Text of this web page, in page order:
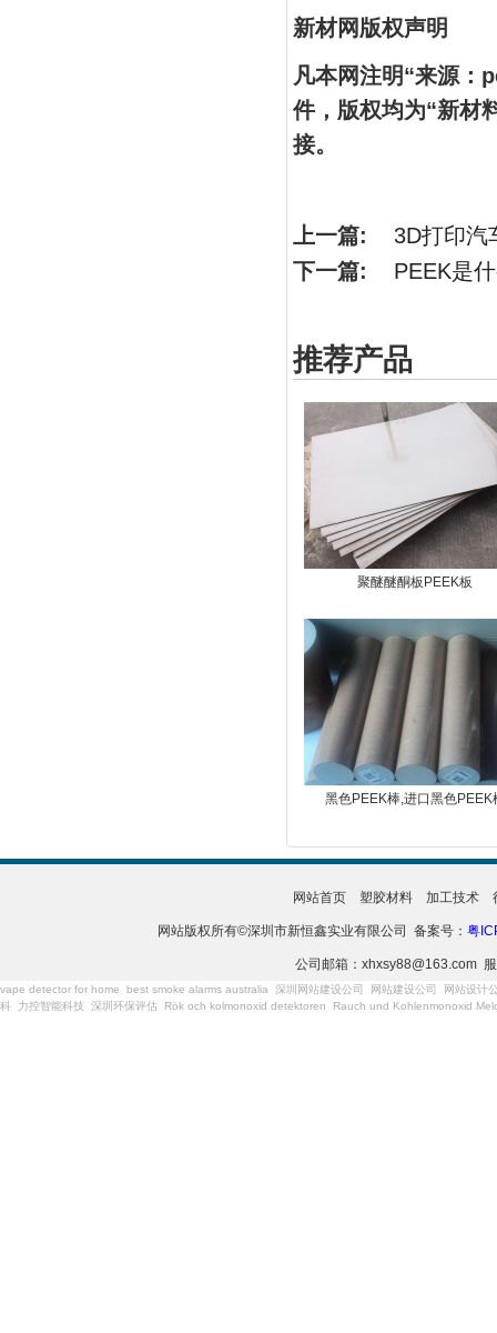
新材网版权声明
凡本网注明“来源：
件，版权均为“新材
接。
上一篇: 3D打印汽
下一篇: PEEK是
推荐产品
聚醚醚酮板PEEK板
黑色PEEK棒,进口黑色PEEK
网站首页 塑胶材料 加工技术
网站版权所有©深圳市新恒鑫实业有限公司 备案号： 粤
公司邮箱：xhxsy88@163.com
vape detector for home best smoke alarms australia 深圳网站建设公司 网站建设公司
网站设计
科
力控智能科技 深圳环保评估 Rök och kolmonoxid detektoren Rauch und Kohlenmonoxid